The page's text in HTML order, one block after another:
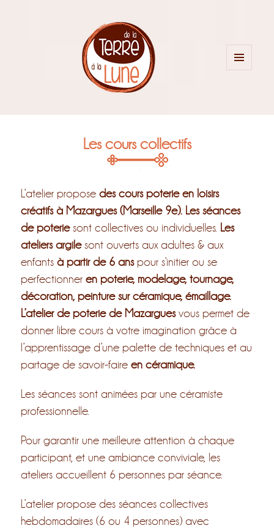
Les cours collectifs
L’atelier proposedes cours poterie en loisirs
créatifs à Mazargues (Marseille 9e). Les séances
de poteriesont collectives ou individuelles. Les
ateliersargilesont ouverts aux adultes & aux
enfantsà partir de 6 anspour s’initier ou se
perfectionneren poterie, modelage, tournage,
décoration, peinture sur céramique, émaillage.
L’atelier de poterie de Mazarguesvous permet de
donner libre cours à votre imagination grâce à
l’apprentissage d’une palette de techniques et au
partage de savoir-faireen céramique.
Les séances sont animées par une céramiste
professionnelle.
Pour garantir une meilleure attention à chaque
participant, et une ambiance conviviale, les
ateliers accueillent 6 personnes par séance.
L’atelier propose des séances collectives
hebdomadaires (6 ou 4 personnes) avec